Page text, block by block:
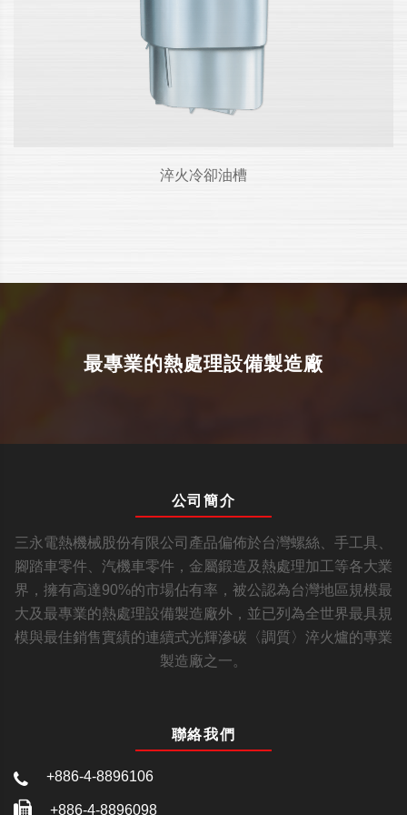
淬火冷卻油槽
最專業的熱處理設備製造廠
公司簡介
三永電熱機械股份有限公司產品偏佈於台灣螺絲、手工具、
腳踏車零件、汽機車零件，金屬鍛造及熱處理加工等各大業
界，擁有高達90%的市場佔有率，被公認為台灣地區規模最
大及最專業的熱處理設備製造廠外，並已列為全世界最具規
模與最佳銷售實績的連續式光輝滲碳〈調質〉淬火爐的專業
製造廠之一。
聯絡我們
+886-4-8896106
+886-4-8896098